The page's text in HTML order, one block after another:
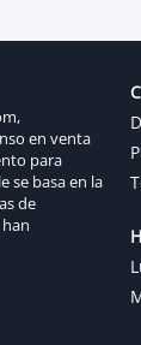
en venta
para
se basa en la
de